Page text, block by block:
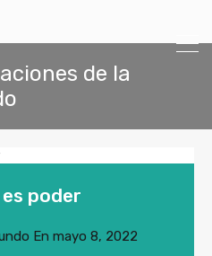
de la
poder
En mayo 8, 2022